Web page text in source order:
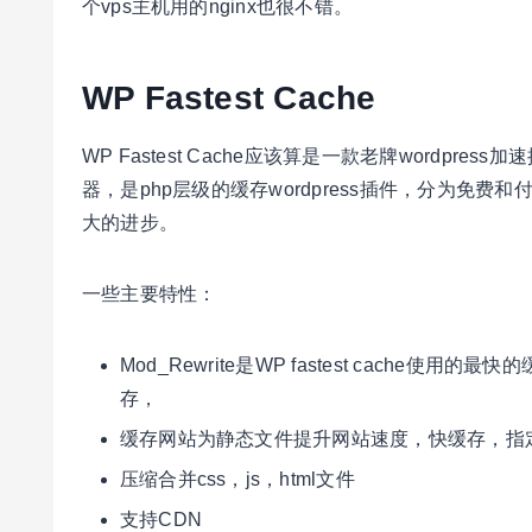
个vps主机用的nginx也很不错。
WP Fastest Cache
WP Fastest Cache应该算是一款老牌wordpress加
器，是php层级的缓存wordpress插件，分为免费和
大的进步。
一些主要特性：
Mod_Rewrite是WP fastest cache使用的最快
存，
缓存网站为静态文件提升网站速度，快缓存，指
压缩合并css，js，html文件
支持CDN